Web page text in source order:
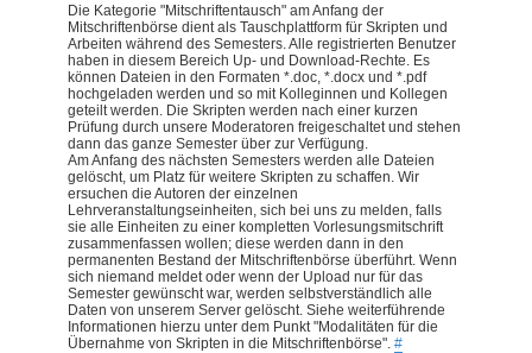
Die Kategorie "Mitschriftentausch" am Anfang der
Mitschriftenbörse dient als Tauschplattform für Skripten und
Arbeiten während des Semesters. Alle registrierten Benutzer
haben in diesem Bereich Up- und Download-Rechte. Es
können Dateien in den Formaten *.doc, *.docx und *.pdf
hochgeladen werden und so mit Kolleginnen und Kollegen
geteilt werden. Die Skripten werden nach einer kurzen
Prüfung durch unsere Moderatoren freigeschaltet und stehen
dann das ganze Semester über zur Verfügung.
Am Anfang des nächsten Semesters werden alle Dateien
gelöscht, um Platz für weitere Skripten zu schaffen. Wir
ersuchen die Autoren der einzelnen
Lehrveranstaltungseinheiten, sich bei uns zu melden, falls
sie alle Einheiten zu einer kompletten Vorlesungsmitschrift
zusammenfassen wollen; diese werden dann in den
permanenten Bestand der Mitschriftenbörse überführt. Wenn
sich niemand meldet oder wenn der Upload nur für das
Semester gewünscht war, werden selbstverständlich alle
Daten von unserem Server gelöscht. Siehe weiterführende
Informationen hierzu unter dem Punkt "Modalitäten für die
Übernahme von Skripten in die Mitschriftenbörse".#